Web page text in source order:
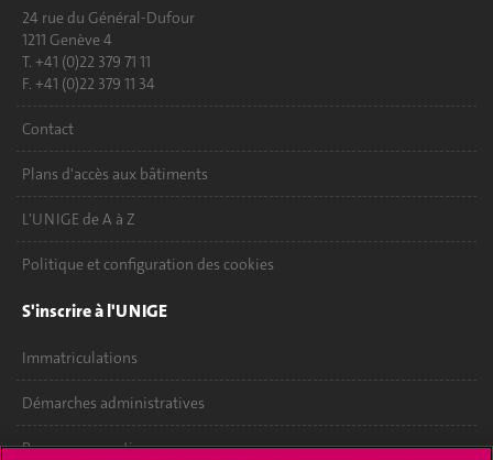
24 rue du Général-Dufour
1211 Genève 4
T. +41 (0)22 379 71 11
F. +41 (0)22 379 11 34
Contact
Plans d'accès aux bâtiments
L'UNIGE de A à Z
Politique et configuration des cookies
S'inscrire à l'UNIGE
Immatriculations
Démarches administratives
Poser une question